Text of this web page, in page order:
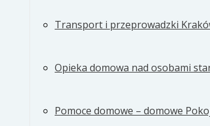
Transport i przeprowadzki
Opieka domowa nad osobami
Pomoce domowe – domowe